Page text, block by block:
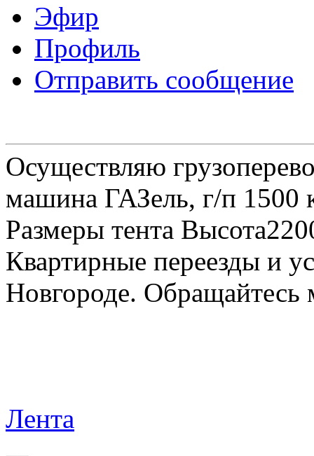
Эфир
Профиль
Отправить сообщение
Осуществляю
машина ГАЗель, г/п 1500
Размеры тента
Квартирные переезды и
Новгороде.
Лента